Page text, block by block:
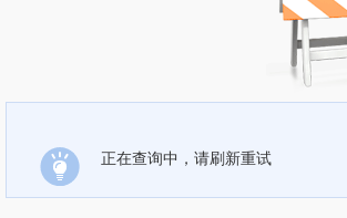
正在查询中，请刷新重试